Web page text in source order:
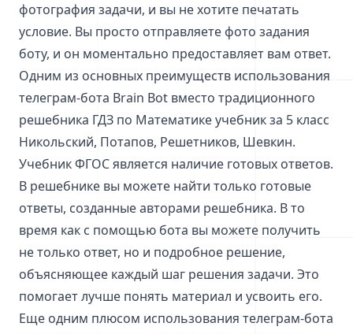
фотография задачи, и вы не хотите печатать
условие. Вы просто отправляете фото задания
боту, и он моментально предоставляет вам ответ.
Одним из основных преимуществ использования
телеграм-бота Brain Bot вместо традиционного
решебника ГДЗ по Математике учебник за 5 класс
Никольский, Потапов, Решетников, Шевкин.
Учебник ФГОС является наличие готовых ответов.
В решебнике вы можете найти только готовые
ответы, созданные авторами решебника. В то
время как с помощью бота вы можете получить
не только ответ, но и подробное решение,
объясняющее каждый шаг решения задачи. Это
помогает лучше понять материал и усвоить его.
Еще одним плюсом использования телеграм-бота